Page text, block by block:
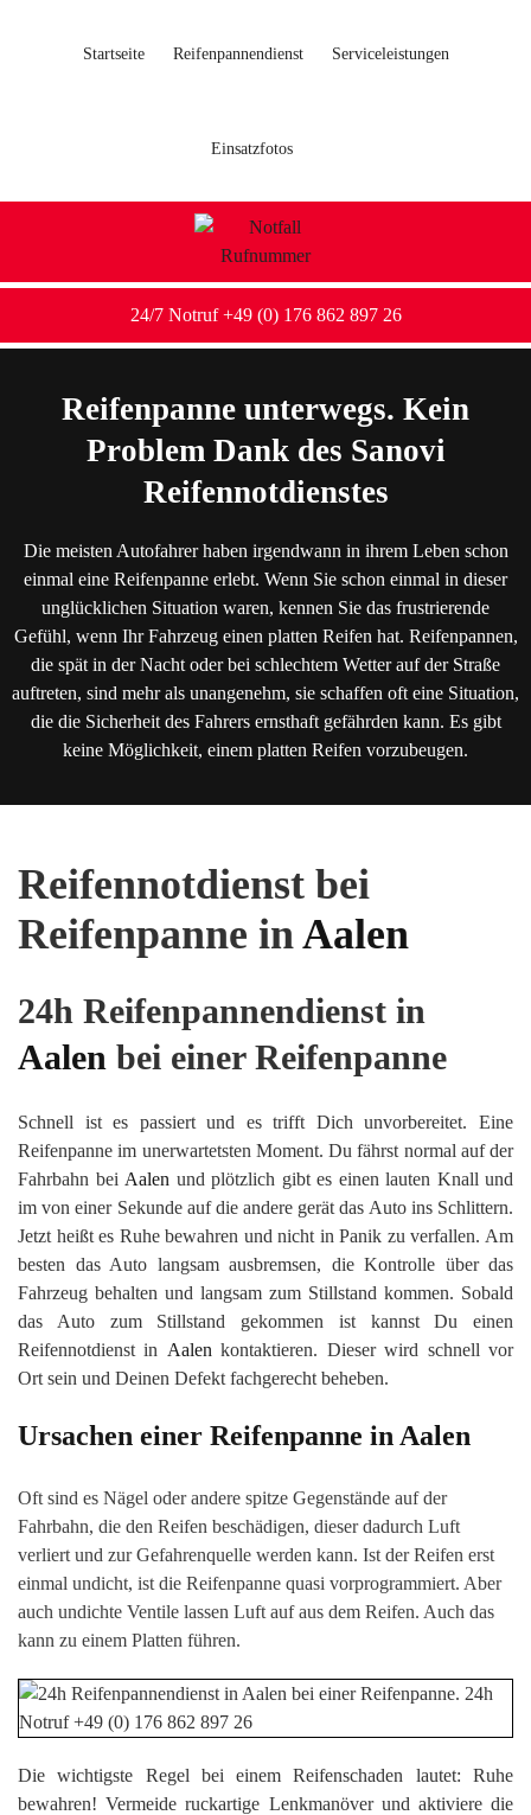
Startseite Reifenpannendienst Serviceleistungen
Einsatzfotos
24/7 Notruf +49 (0) 176 862 897 26
Reifenpanne unterwegs. Kein
Problem Dank des Sanovi
Reifennotdienstes
Die meisten Autofahrer haben irgendwann in ihrem Leben schon
einmal eine Reifenpanne erlebt. Wenn Sie schon einmal in dieser
unglücklichen Situation waren, kennen Sie das frustrierende
Gefühl, wenn Ihr Fahrzeug einen platten Reifen hat. Reifenpannen,
die spät in der Nacht oder bei schlechtem Wetter auf der Straße
auftreten, sind mehr als unangenehm, sie schaffen oft eine Situation,
die die Sicherheit des Fahrers ernsthaft gefährden kann. Es gibt
keine Möglichkeit, einem platten Reifen vorzubeugen.
Reifennotdienst bei
Reifenpanne inAalen
24h Reifenpannendienst in
Aalen bei einer Reifenpanne
Schnell ist es passiert und es trifft Dich unvorbereitet. Eine
Reifenpanne im unerwartetsten Moment. Du fährst normal auf der
Fahrbahn bei Aalen und plötzlich gibt es einen lauten Knall und
im von einer Sekunde auf die andere gerät das Auto ins Schlittern.
Jetzt heißt es Ruhe bewahren und nicht in Panik zu verfallen. Am
besten das Auto langsam ausbremsen, die Kontrolle über das
Fahrzeug behalten und langsam zum Stillstand kommen. Sobald
das Auto zum Stillstand gekommen ist kannst Du einen
Reifennotdienst in Aalen kontaktieren. Dieser wird schnell vor
Ort sein und Deinen Defekt fachgerecht beheben.
Ursachen einer Reifenpanne in Aalen
Oft sind es Nägel oder andere spitze Gegenstände auf der
Fahrbahn, die den Reifen beschädigen, dieser dadurch Luft
verliert und zur Gefahrenquelle werden kann. Ist der Reifen erst
einmal undicht, ist die Reifenpanne quasi vorprogrammiert. Aber
auch undichte Ventile lassen Luft auf aus dem Reifen. Auch das
kann zu einem Platten führen.
Die wichtigste Regel bei einem Reifenschaden lautet: Ruhe
bewahren! Vermeide ruckartige Lenkmanöver und aktiviere die